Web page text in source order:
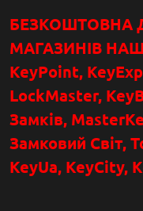
БЕЗКОШТОВНА
МАГАЗИНІВ
KeyPoint,
LockMaster,
Замків,
Замковий Світ,
KeyUa, KeyCity,